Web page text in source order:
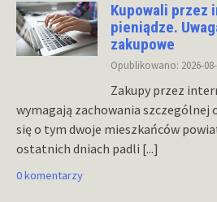
Kupowali
pieniądze.
zakupowe
Opublikowano: 2026-
Zakupy przez
wymagają zachowania szczególnej
się o tym dwoje mieszkańców
ostatnich dniach padli [...]
0 komentarzy